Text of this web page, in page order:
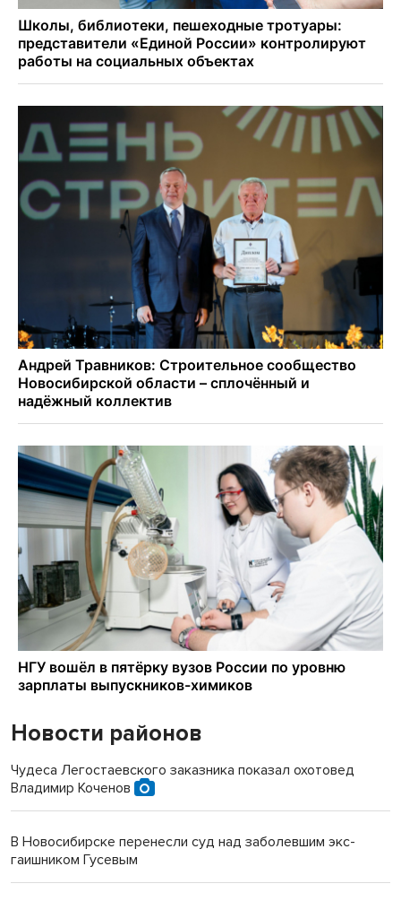
Новости районов
Чудеса Легостаевского заказника показал охотовед
Владимир Коченов
В Новосибирске перенесли суд над заболевшим экс-
гаишником Гусевым